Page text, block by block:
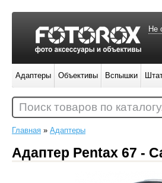
Главная » Адаптеры
Адаптер Pentax 67 -
Не
Адаптеры Объективы Вспышки
Поиск товаров по